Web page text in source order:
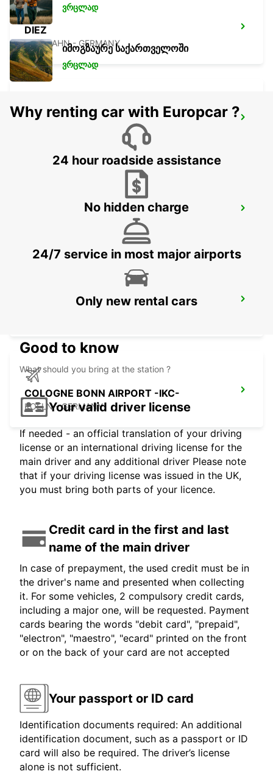
DIEZ
DIEZ/LAHN - GERMANY
SANKT AUGUSTIN
SANKT AUGUSTIN - GERMANY
BONN NORTH 24H OPEN
EUSKIRCHEN
COLOGNE BONN AIRPORT -IKC-
KOELN - GERMANY
ვრცლად
იმოგზაურე საქართველოში
ვრცლად
Why renting car with Europcar ?
24 hour roadside assistance
No hidden charge
24/7 service in most major airports
Only new rental cars
Good to know
What should you bring at the station ?
Your valid driver license
If needed - an official translation of your driving
license or an international driving license for the
main driver and any additional driver Please note
that if your driving license was issued in the UK,
you must bring both parts of your licence.
Credit card in the first and last
name of the main driver
In case of prepayment, the used credit must be in
the driver's name and presented when collecting
it. For some vehicles, 2 compulsory credit cards,
including a major one, will be requested. Payment
cards bearing the words "debit card", "prepaid",
"electron", "maestro", "ecard" printed on the front
or on the back of your card are not accepted
Your passport or ID card
Identification documents required: An additional
identification document, such as a passport or ID
card will also be required. The driver’s license
alone is not sufficient.